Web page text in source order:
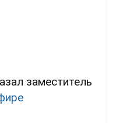
заместитель